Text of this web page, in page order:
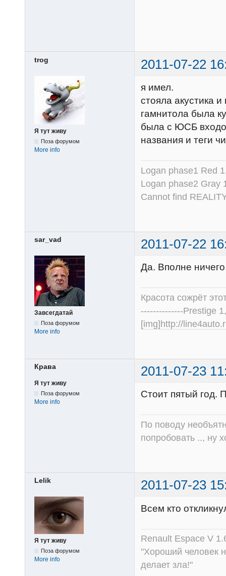
trog 2011-07-22
Я тут живу
Поза форумом
More info
я имел.
стояла акустика
гамнитола была
была с ЮСБ
названия и теги
Logan phase1 Red
Logan phase2 Gray
Cannot find
sar_vad 2011-07-22
Завсегдатай
Поза форумом
More info
Да. Вполне
Красота сожрёт
--------------Prestige
[img]http://
Крава 2011-07-23
Я тут живу
Поза форумом
More info
Стоит пятый год.
По поводу
попробовать .., ну
Lelik 2011-07-23
Я тут живу
Поза форумом
More info
Всем кто
Renault Espace V
"Хороший человек
делает зла!"